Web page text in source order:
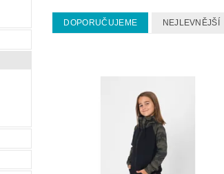
DOPORUČUJEME NEJLEVNĚJŠÍ